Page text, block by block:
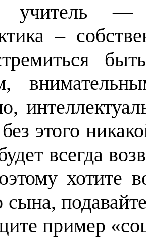
учитель —
–
этого
всегда
хотите
сына,
пример